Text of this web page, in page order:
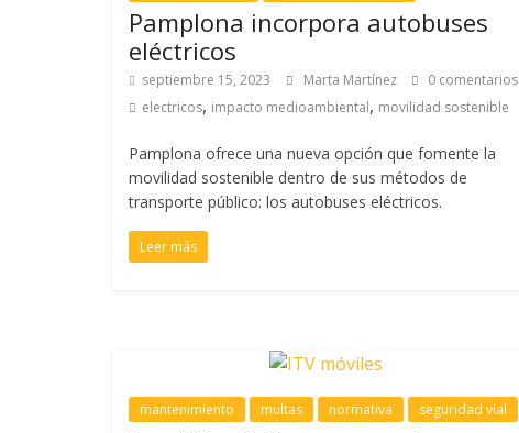
Pamplona incorpora autobuses
eléctricos
septiembre 15, 2023 Marta Martínez
0 comentarios
electricos, impacto medioambiental, movilidad sostenible
Pamplona ofrece una nueva opción que fomente la
movilidad sostenible dentro de sus métodos de
transporte público: los autobuses eléctricos.
Leer más
mantenimiento multas normativa seguridad vial